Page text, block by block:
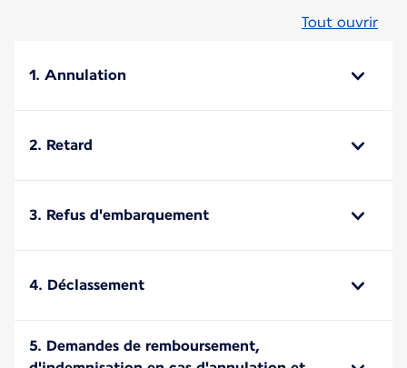
Tout ouvrir
1. Annulation
2. Retard
3. Refus d'embarquement
4. Déclassement
5. Demandes de remboursement,